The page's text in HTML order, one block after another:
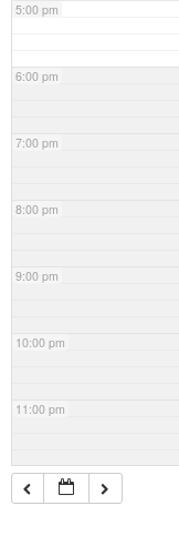
5:00 pm
6:00 pm
7:00 pm
8:00 pm
9:00 pm
10:00 pm
11:00 pm